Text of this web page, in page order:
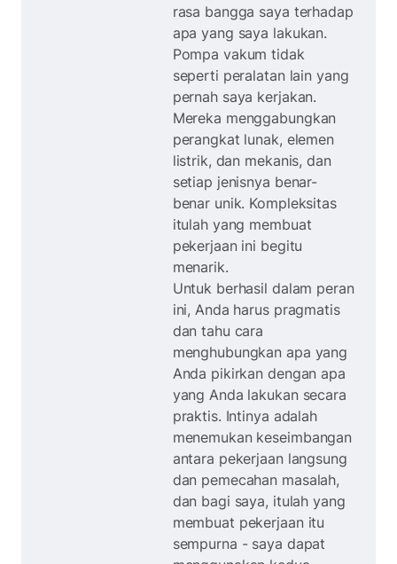
rasa bangga saya terhadap
apa yang saya lakukan.
Pompa vakum tidak
seperti peralatan lain yang
pernah saya kerjakan.
Mereka menggabungkan
perangkat lunak, elemen
listrik, dan mekanis, dan
setiap jenisnya benar-
benar unik. Kompleksitas
itulah yang membuat
pekerjaan ini begitu
menarik.
Untuk berhasil dalam peran
ini, Anda harus pragmatis
dan tahu cara
menghubungkan apa yang
Anda pikirkan dengan apa
yang Anda lakukan secara
praktis. Intinya adalah
menemukan keseimbangan
antara pekerjaan langsung
dan pemecahan masalah,
dan bagi saya, itulah yang
membuat pekerjaan itu
sempurna - saya dapat